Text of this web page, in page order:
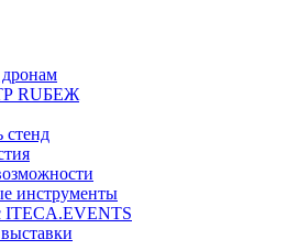
RUБЕЖ
стенд
инструменты
ITECA.EVENTS